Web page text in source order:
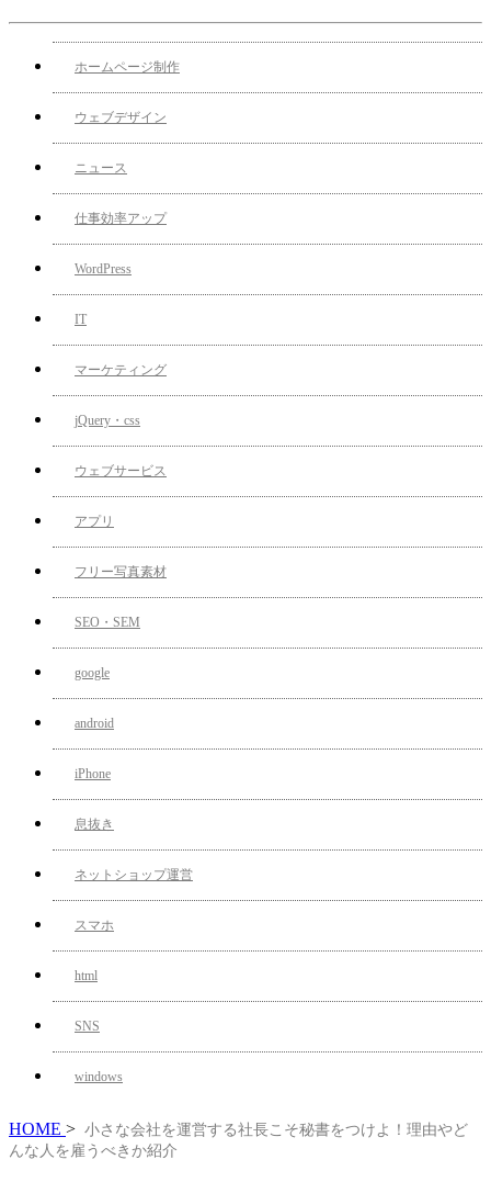
ホームページ制作
ウェブデザイン
ニュース
仕事効率アップ
WordPress
IT
マーケティング
jQuery・css
ウェブサービス
アプリ
フリー写真素材
SEO・SEM
google
android
iPhone
息抜き
ネットショップ運営
スマホ
html
SNS
windows
HOME > 小さな会社を運営する社長こそ秘書をつけよ！理由やど
んな人を雇うべきか紹介